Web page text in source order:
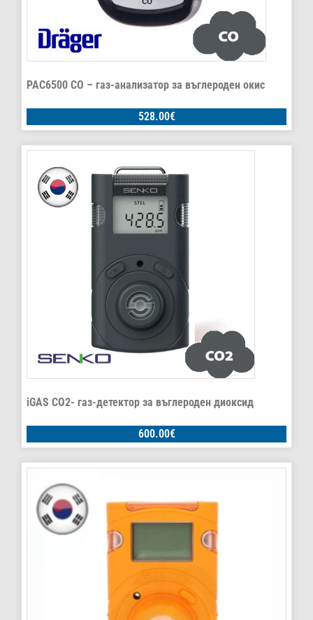
PAC6500 CO – газ-анализатор за въглероден окис
528.00€
iGAS CO2- газ-детектор за въглероден диоксид
600.00€